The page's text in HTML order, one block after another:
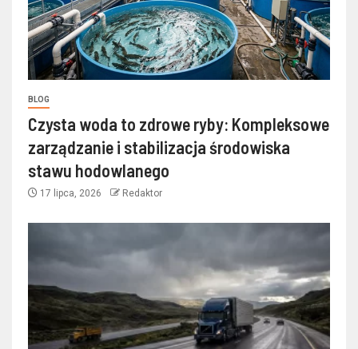
BLOG
Czysta woda to zdrowe ryby: Kompleksowe
zarządzanie i stabilizacja środowiska
stawu hodowlanego
17 lipca, 2026 Redaktor